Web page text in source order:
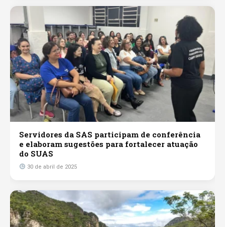
Servidores da SAS participam de conferência
e elaboram sugestões para fortalecer atuação
do SUAS
30 de abril de 2025